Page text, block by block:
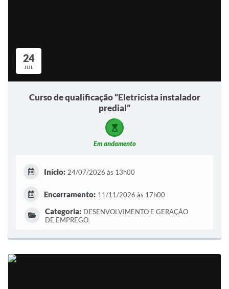
24
JUL
Curso de qualificação “Eletricista instalador
predial”
Em andamento
Início: 24/07/2026 às 13h00
Encerramento: 11/11/2026 às 17h00
Categoria: DESENVOLVIMENTO E GERAÇÃO
DE EMPREGO